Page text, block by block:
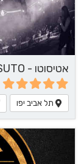
אטיסוטו - ATISUTO - שירותי מוזיקה
תל אביב יפו